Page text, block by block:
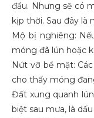
đầu. Nhưng sẽ có
kịp thời. Sau đây là
Mộ bị nghiêng:
móng đã lún hoặc
Nứt vỡ bề mặt:
cho thấy móng
Đất xung quanh
biệt sau mưa, là